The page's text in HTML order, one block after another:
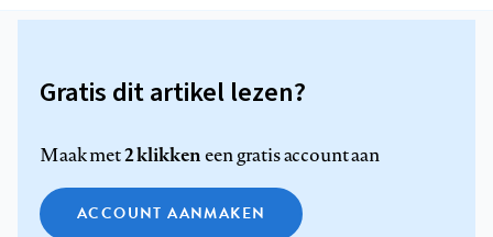
Gratis dit artikel lezen?
Maak met2 klikkeneen gratis account aan
ACCOUNT AANMAKEN